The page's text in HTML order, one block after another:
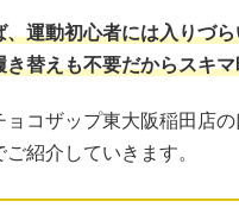
運動初心者には入りづ
替えも不要だからスキ
ョコザップ東大阪稲田店
紹介していきます。